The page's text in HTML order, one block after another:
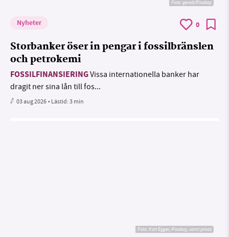
Foto:geralt/Pixabay
Nyheter 0
Storbanker öser in pengar i fossilbränslen
och petrokemi
FOSSILFINANSIERINGVissa internationella banker har
dragit ner sina lån till fos...
03 aug 2026• Lästid:3 min
Foto:Karl Egger, Pixabay, samt privat